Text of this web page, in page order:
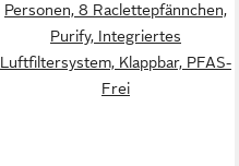
Personen, 8 Raclettepfännchen,
Purify, Integriertes
Luftfiltersystem, Klappbar, PFAS-
Frei